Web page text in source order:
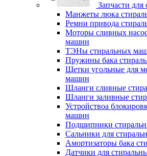
Запчасти
Манжеты люка
Ремни привода
Моторы сливных
машин
ТЭНы стиральных
Пружины бака
Щетки угольные для
машин
Шланги сливные
Шланги заливные
Устройствоа
машин
Подшипники
Сальники для
Амортизаторы бака
Датчики для